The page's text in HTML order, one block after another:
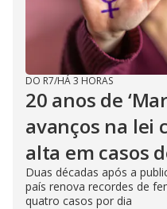
DO R7/HÁ 3 HORAS
20 anos de
avanços na lei
alta em casos
Duas décadas após a
país renova recordes de
quatro casos por dia